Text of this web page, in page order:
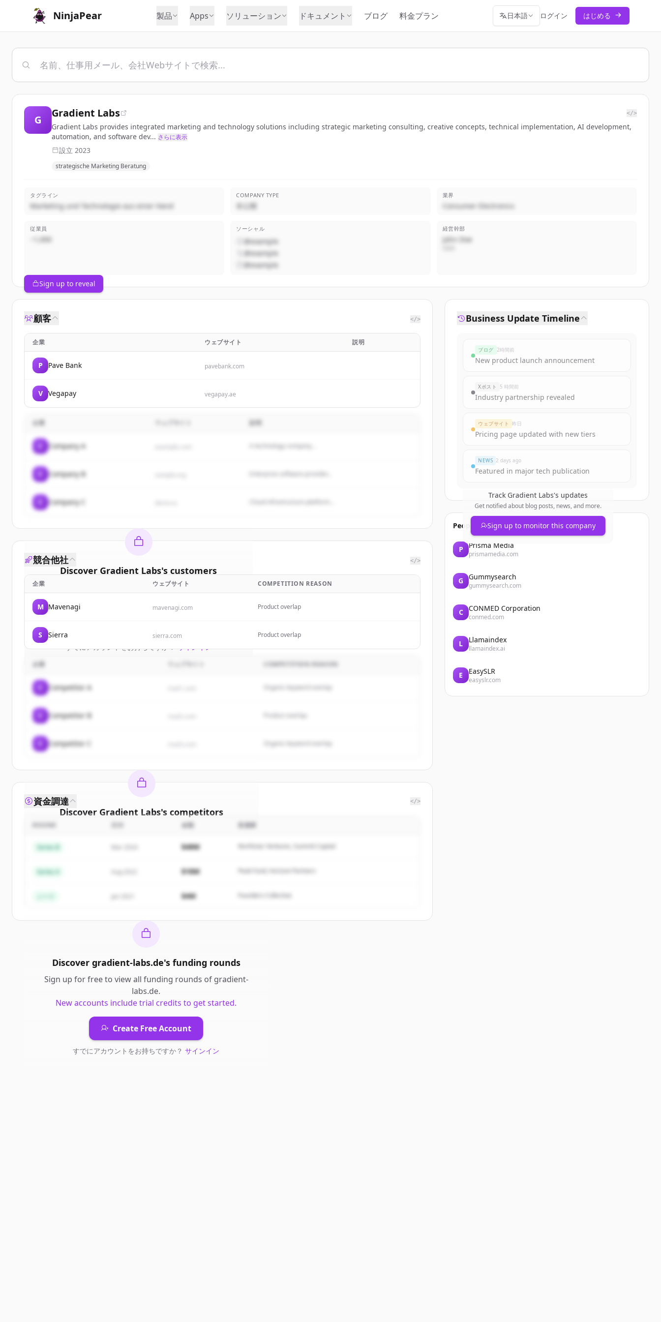
NinjaPear 製品 Apps ソリューション ドキュメント ブログ 料金プラン 日本語 ログイン はじめる
G
Gradient Labs </>
Gradient Labs provides integrated marketing and technology solutions including strategic marketing consulting, creative concepts, technical implementation, AI development,
automation, and software dev... さらに表示
設立 2023
strategische Marketing Beratung
タグライン
Marketing und Technologie aus einer Hand
COMPANY TYPE
非公開
業界
Consumer Electronics
従業員
~1,000
ソーシャル
@example
@example
@example
経営幹部
John Doe
Sign up to reveal
顧客 </>
企業 ウェブサイト 説明
P Pave Bank pavebank.com
V Vegapay vegapay.ae
企業
Company A A technology company...
Company B
Company C
Discover Gradient Labs's customers
Sign up for free to view all customersofGradient Labs
すでにアカウントをお持ちですか？サインイン
競合他社 </>
企業 ウェブサイト COMPETITION REASON
M Mavenagi mavenagi.com Product overlap
S Sierra sierra.com Product overlap
企業 COMPETITION REASON
Competitor A Organic keyword overlap
Competitor B
Competitor C Organic keyword overlap
Discover Gradient Labs's competitors
Sign up for free to view all ofGradient Labs.
New accounts include trial credits to get started.
Create Free Account
資金調達 </>
金額 投資家
Series B $48M Northstar Ventures, Summit Capital
Series A $18M Peak Fund, Horizon Partners
$4M Founders Collective
Discover gradient-labs.de's funding rounds
Sign up for free to view all funding rounds of gradient-
labs.de.
New accounts include trial credits to get started.
Create Free Account
すでにアカウントをお持ちですか？ サインイン
Business Update Timeline
ブログ 2時間前
New product launch announcement
Xポスト 5 時間前
Industry partnership revealed
ウェブサイト 昨日
Pricing page updated with new tiers
NEWS 2 days ago
Featured in major tech publication
Track Gradient Labs's updates
Get notified about blog posts, news, and more.
Sign up to monitor this company
People also viewed
P Prisma Media
prismamedia.com
G Gummysearch
gummysearch.com
C CONMED Corporation
conmed.com
L Llamaindex
llamaindex.ai
E EasySLR
easyslr.com